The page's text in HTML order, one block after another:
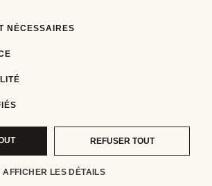
NÉCESSAIRES
REFUSER TOUT
AFFICHER LES DÉTAILS